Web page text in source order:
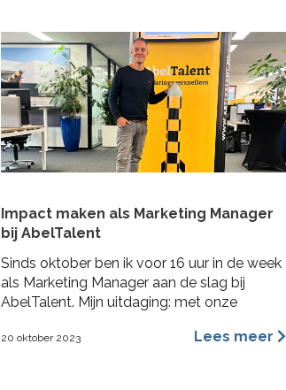
Impact maken als Marketing Manager
bij AbelTalent
Sinds oktober ben ik voor 16 uur in de week
als Marketing Manager aan de slag bij
AbelTalent. Mijn uitdaging: met onze
opdrachtgevers in de fysieke leefomgeving.
20 oktober 2023 Lees meer